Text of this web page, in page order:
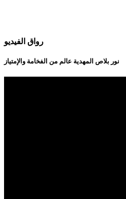
رواق الفيديو
نور بلاص المهدية عالم من الفخامة والإمتياز